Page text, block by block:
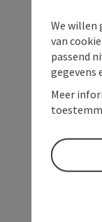
We willen
van
passend
gegevens
Meer